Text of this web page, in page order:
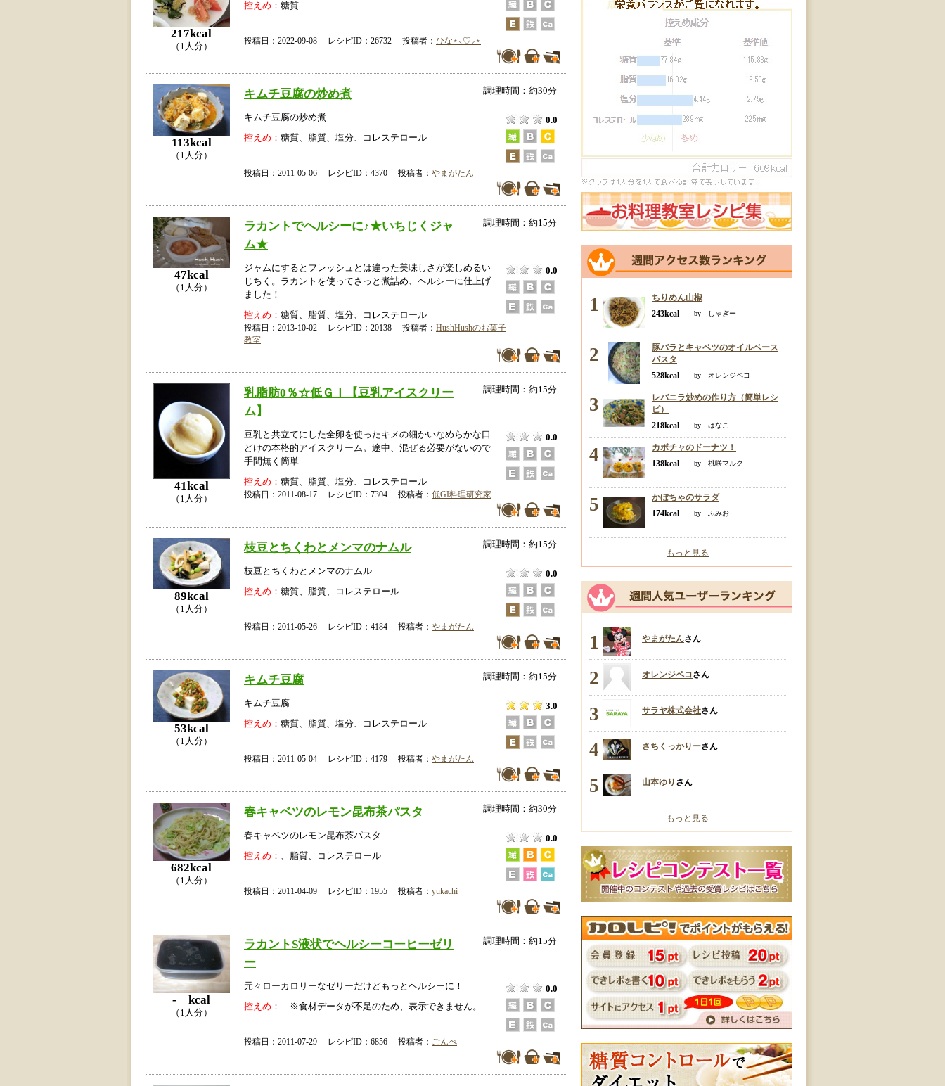
217kcal
（1人分）
控えめ： 糖質
投稿日：2022-09-08 レシピID：26732 投稿者： ひな⋆⸜♡⸝‍⋆
113kcal
（1人分）
キムチ豆腐の炒め煮 調理時間：約30分
キムチ豆腐の炒め煮
0.0
控えめ： 糖質、脂質、塩分、コレステロール
投稿日：2011-05-06 レシピID：4370 投稿者： やまがたん
47kcal
（1人分）
ラカントでヘルシーに♪★いちじくジャ
ム★
調理時間：約15分
ジャムにするとフレッシュとは違った美味しさが楽しめるい
じちく。ラカントを使ってさっと煮詰め、ヘルシーに仕上げ
ました！
0.0
控えめ： 糖質、脂質、塩分、コレステロール
投稿日：2013-10-02 レシピID：20138 投稿者： HushHushのお菓子
教室
41kcal
（1人分）
乳脂肪0％☆低ＧＩ【豆乳アイスクリー
ム】
調理時間：約15分
豆乳と共立てにした全卵を使ったキメの細かいなめらかな口
どけの本格的アイスクリーム。途中、混ぜる必要がないので
手間無く簡単
0.0
控えめ： 糖質、脂質、塩分、コレステロール
投稿日：2011-08-17 レシピID：7304 投稿者： 低GI料理研究家
89kcal
（1人分）
枝豆とちくわとメンマのナムル 調理時間：約15分
枝豆とちくわとメンマのナムル
0.0
控えめ： 糖質、脂質、コレステロール
投稿日：2011-05-26 レシピID：4184 投稿者： やまがたん
53kcal
（1人分）
キムチ豆腐 調理時間：約15分
キムチ豆腐
3.0
控えめ： 糖質、脂質、塩分、コレステロール
投稿日：2011-05-04 レシピID：4179 投稿者： やまがたん
682kcal
（1人分）
春キャベツのレモン昆布茶パスタ 調理時間：約30分
春キャベツのレモン昆布茶パスタ
0.0
控えめ： 、脂質、コレステロール
投稿日：2011-04-09 レシピID：1955 投稿者： yukachi
- kcal
（1人分）
ラカントS液状でヘルシーコーヒーゼリ
ー
調理時間：約15分
元々ローカロリーなゼリーだけどもっとヘルシーに！
0.0
控えめ：
※食材データが不足のため、表示できません。
投稿日：2011-07-29 レシピID：6856 投稿者： ごんべ
1
ちりめん山椒
243kcal
by しゃぎー
2
豚バラとキャベツのオイルベース
パスタ
528kcal
by オレンジペコ
3
レバニラ炒めの作り方（簡単レシ
ピ）
218kcal
by はなこ
4
カボチャのドーナツ！
138kcal
by 桃咲マルク
5
かぼちゃのサラダ
174kcal
by ふみお
もっと見る
1 やまがたんさん
2 オレンジペコさん
3 サラヤ株式会社さん
4 さちくっかりーさん
5 山本ゆり さん
もっと見る